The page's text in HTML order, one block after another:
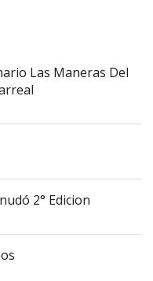
Las Maneras Del
2° Edicion